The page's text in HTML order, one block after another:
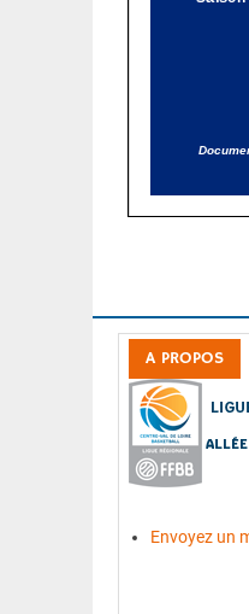
A PROPOS
Envoyez un